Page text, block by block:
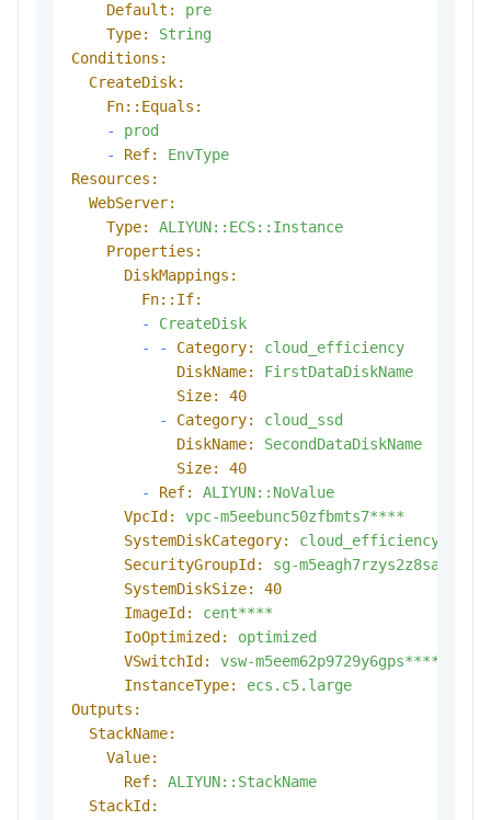
Default:
pre
Type:
String
Conditions:
CreateDisk:
Fn::Equals:
-
prod
-
Ref:
EnvType
Resources:
WebServer:
Type:
ALIYUN::ECS::Instance
Properties:
DiskMappings:
Fn::If:
-
CreateDisk
-
- Category:
cloud_efficiency
DiskName:
FirstDataDiskName
Size:
40
-
Category:
cloud_ssd
DiskName:
SecondDataDiskName
Size:
40
-
Ref:
ALIYUN::NoValue
VpcId:
vpc-m5eebunc50zfbmts7****
SystemDiskCategory:
cloud_efficiency
SecurityGroupId:
sg-m5eagh7rzys2z8sa****
SystemDiskSize:
40
ImageId:
cent****
IoOptimized:
optimized
VSwitchId:
vsw-m5eem62p9729y6gps****
InstanceType:
ecs.c5.large
Outputs:
StackName:
Value:
Ref:
ALIYUN::StackName
StackId: